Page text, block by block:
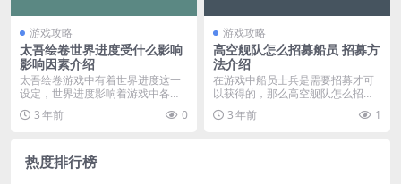
游戏攻略
太吾绘卷世界进度受什么影响
影响因素介绍
太吾绘卷游戏中有着世界进度这一
设定，世界进度影响着游戏中各方
面的事情。很多玩家想...
3 年前 0
游戏攻略
高空舰队怎么招募船员 招募方
法介绍
在游戏中船员士兵是需要招募才可
以获得的，那么高空舰队怎么招募
船员呢？还不知道的玩...
3 年前 1
热度排行榜